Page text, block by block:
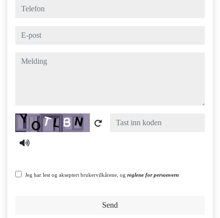
telefon
e-post
melding
Captcha
Jeg har lest og akseptert brukervilkårene, og reglene for personvern
Send